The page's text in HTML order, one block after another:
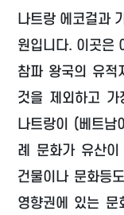
나트랑 에코걸과
원입니다. 이곳은
참파 왕국의 유적
것을 제외하고
나트랑이 (베트남
례 문화가 유산이
건물이나 문화등
영향권에 있는 문